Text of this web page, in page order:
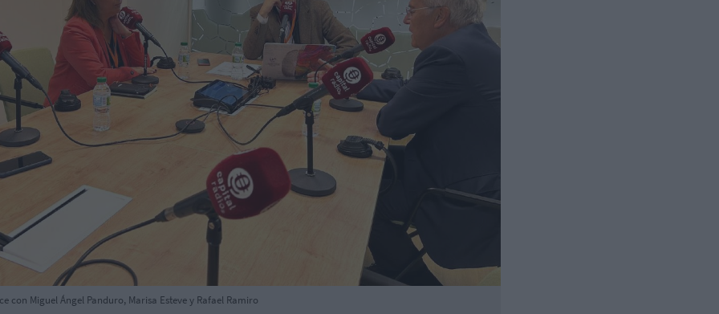
con Miguel Ángel Panduro, Marisa Esteve y Rafael Ramiro